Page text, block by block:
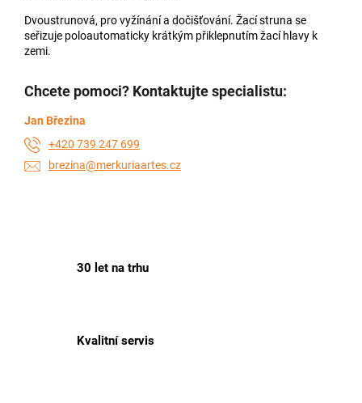
30 let na trhu
Kvalitní servis
Dvoustrunová, pro vyžínání a dočišťování. Žací struna se
seřizuje poloautomaticky krátkým přiklepnutím žací hlavy k
zemi.
Chcete pomoci? Kontaktujte specialistu:
Jan Březina
+420 739 247 699
brezina@merkuriaartes.cz